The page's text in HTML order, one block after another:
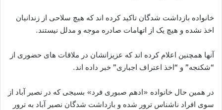
خانواده بازداشت شدگان تاکید کرده اند که هیچ سلاحی از زندانیان
اخذ نشده و هیچ یک از اتهامات صادره موجه و مدلل نیستند.
آنها همچنین اعلام کرده اند که عزیزانشان در ملاقات های حضوری از
“شکنجه” و “اخذ اعتراف اجباری” خبر داده اند.
در همین حال خانواده «ادهم صبوری فرد» بسیجی که در نصیر آباد از
سوی افراد ناشناس ترور شده و بازداشت شدگان نصیر آباد به ترور